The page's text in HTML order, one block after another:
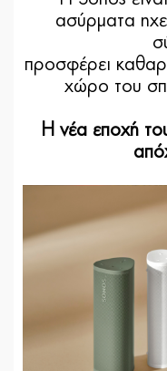
ασύρματα
προσφέρει
χώρο του
Η νέα εποχή